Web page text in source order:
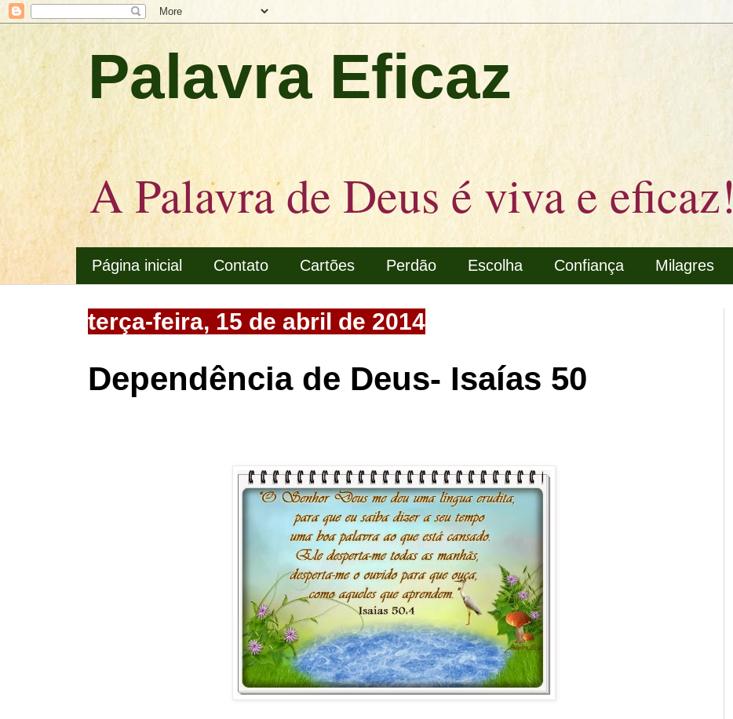
Palavra Eficaz
A Palavra de Deus é viva e eficaz!
Página inicial Contato Cartões Perdão Escolha Confiança Milagres
terça-feira, 15 de abril de 2014
Dependência de Deus- Isaías 50